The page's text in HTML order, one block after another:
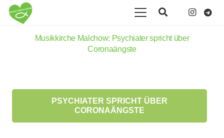
Musikkirche Malchow: Psychiater spricht über
Coronaängste
PSYCHIATER SPRICHT ÜBER
CORONAÄNGSTE